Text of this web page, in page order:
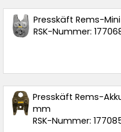
Presskäft Rems-
RSK-Nummer:
Presskäft Rems-
mm
RSK-Nummer: